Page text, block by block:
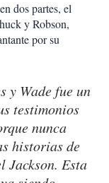
dos partes, el
y Robson,
por su
y Wade fue un
testimonios
nunca
historias de
Jackson. Esta